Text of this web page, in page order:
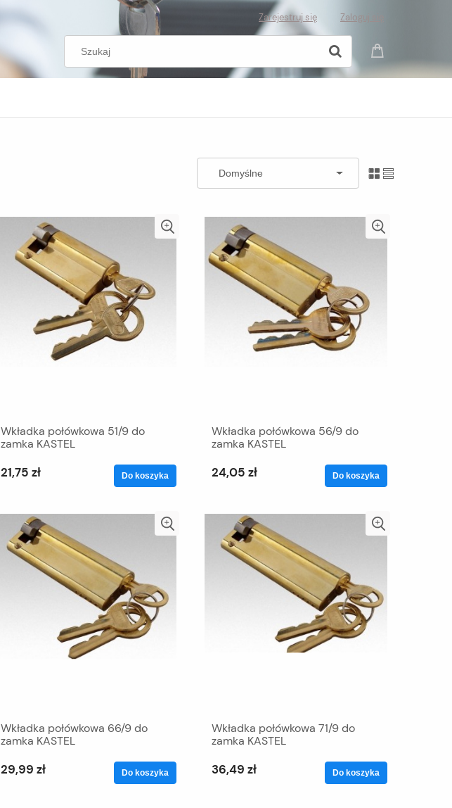
Zarejestruj się Zaloguj się
Wkładka połówkowa 51/9 do
zamka KASTEL
21,75 zł Do koszyka
Wkładka połówkowa 56/9 do
zamka KASTEL
24,05 zł Do koszyka
Wkładka połówkowa 66/9 do
zamka KASTEL
29,99 zł Do koszyka
Wkładka połówkowa 71/9 do
zamka KASTEL
36,49 zł Do koszyka